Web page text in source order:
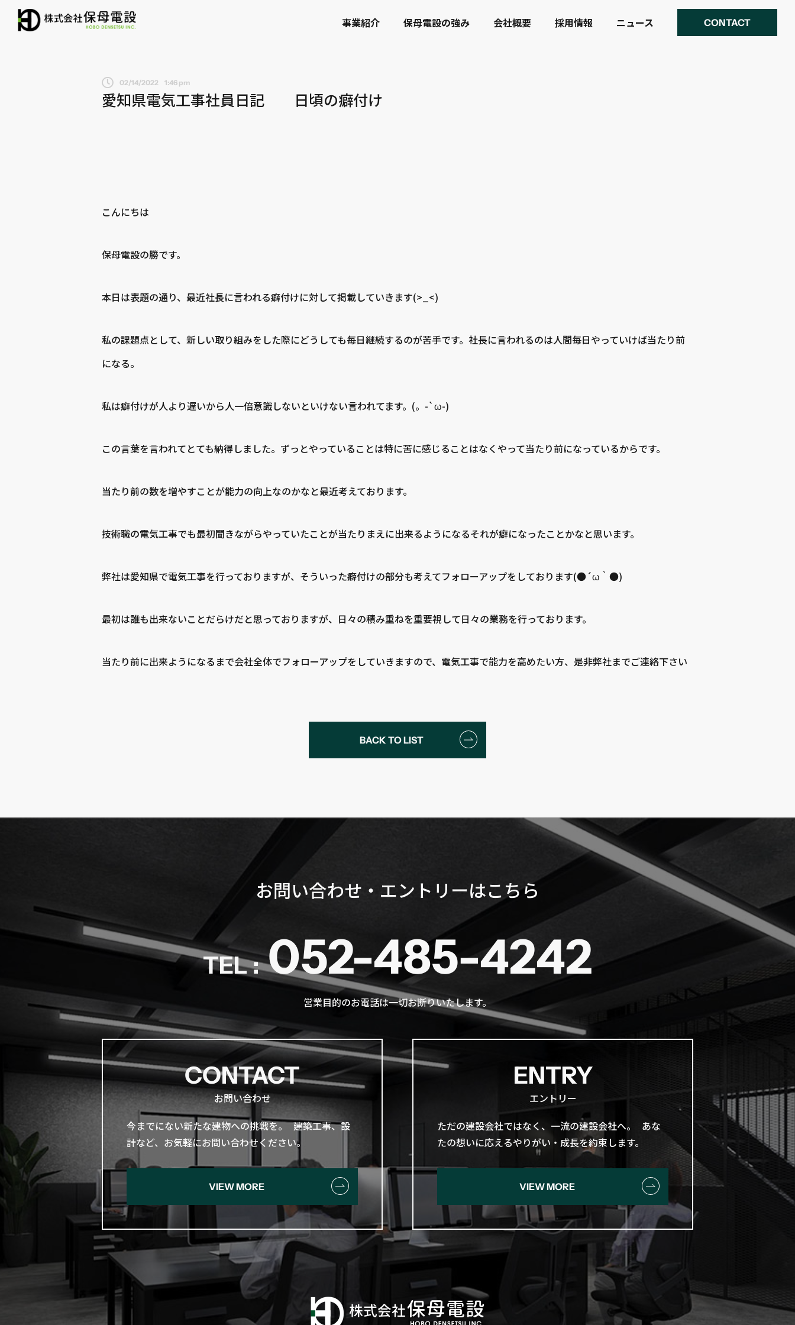
02/14/2022 1:46 pm
愛知県電気工事社員日記 日頃の癖付け
こんにちは
保母電設の勝です。
本日は表題の通り、最近社長に言われる癖付けに対して掲載していきます(>_<)
私の課題点として、新しい取り組みをした際にどうしても毎日継続するのが苦手です。社長に言われるのは人間毎日やっていけば当たり前
になる。
私は癖付けが人より遅いから人一倍意識しないといけない言われてます。(。-`ω-)
この言葉を言われてとても納得しました。ずっとやっていることは特に苦に感じることはなくやって当たり前になっているからです。
当たり前の数を増やすことが能力の向上なのかなと最近考えております。
技術職の電気工事でも最初聞きながらやっていたことが当たりまえに出来るようになるそれが癖になったことかなと思います。
弊社は愛知県で電気工事を行っておりますが、そういった癖付けの部分も考えてフォローアップをしております(●´ω｀●)
最初は誰も出来ないことだらけだと思っておりますが、日々の積み重ねを重要視して日々の業務を行っております。
当たり前に出来ようになるまで会社全体でフォローアップをしていきますので、電気工事で能力を高めたい方、是非弊社までご連絡下さい
BACK TO LIST
事業紹介 保母電設の強み 会社概要 採用情報 ニュース CONTACT
お問い合わせ・エントリーはこちら
TEL :052-485-4242
営業目的のお電話は一切お断りいたします。
CONTACT
お問い合わせ
今までに​ない​新たな​建物への​挑戦を。​ 建築工事、​設
計など、​お気軽に​お問い​合わせください。
VIEW MORE
ENTRY
エントリー
ただの​建設会社ではなく、​一流の​建設会社へ。​ あな
たの​想いに​応える​やりがい・成長を​約束します。
VIEW MORE